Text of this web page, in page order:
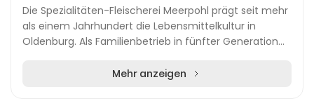
Die Spezialitäten-Fleischerei Meerpohl prägt seit mehr
als einem Jahrhundert die Lebensmittelkultur in
Oldenburg. Als Familienbetrieb in fünfter Generation
Mehr anzeigen